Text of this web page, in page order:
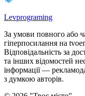
Levprograming
За умови повного або
гіперпосилання на
Відповідальність за
та інших відомостей
інформації —
з думкою авторiв.